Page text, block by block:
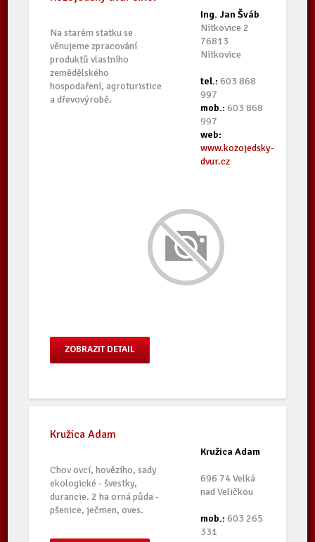
Ing. Jan Šváb
Nítkovice 2
76813
Nítkovice
tel.: 603 868
997
mob.: 603 868
997
web:
www.kozojedsky-
dvur.cz
Na starém statku se
věnujeme zpracování
produktů vlastního
zemědělského
hospodaření, agroturistice
a dřevovýrobě.
ZOBRAZIT DETAIL
Kružica Adam
696 74 Velká
nad Veličkou
mob.: 603 265
331
Kružica Adam
Chov ovcí, hovězího, sady
ekologické - švestky,
durancie. 2 ha orná půda -
pšenice, ječmen, oves.